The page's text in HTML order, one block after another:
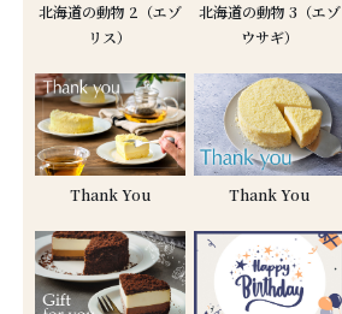
北海道の動物 2（エゾ
リス）
北海道の動物 3（エゾ
ウサギ）
Thank You Thank You